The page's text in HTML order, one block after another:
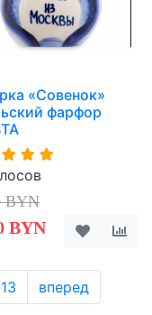
«Совенок»
фарфор
BYN
BYN
13 вперед